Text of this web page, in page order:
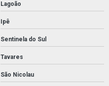
Lagoão
Ipê
Sentinela do Sul
Tavares
São Nicolau